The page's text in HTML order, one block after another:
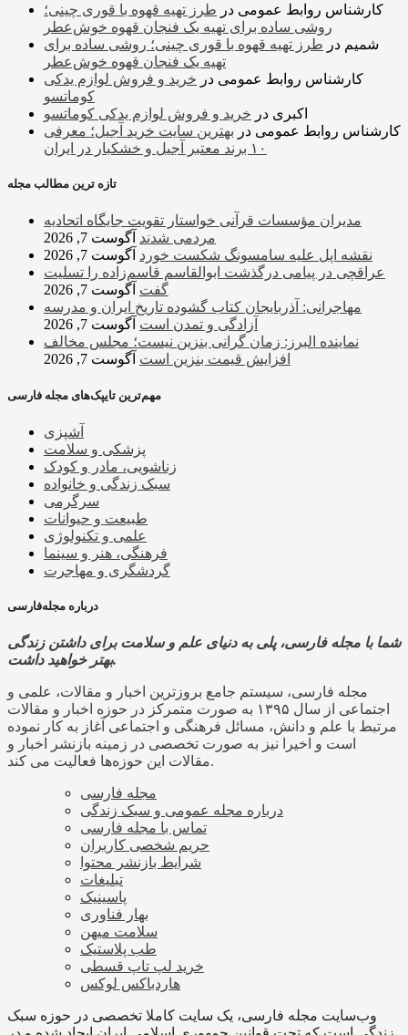
کارشناس روابط عمومی در طرز تهیه قهوه با قوری چینی؛
روشی ساده برای تهیه یک فنجان قهوه خوش‌عطر
شمیم در طرز تهیه قهوه با قوری چینی؛ روشی ساده برای
تهیه یک فنجان قهوه خوش‌عطر
کارشناس روابط عمومی در خرید و فروش لوازم یدکی
کوماتسو
اکبری در خرید و فروش لوازم یدکی کوماتسو
کارشناس روابط عمومی در بهترین سایت خرید آجیل؛ معرفی
۱۰ برند معتبر آجیل و خشکبار در ایران
تازه ترین مطالب مجله
مدیران مؤسسات قرآنی خواستار تقویت جایگاه اتحادیه‌
مردمی شدند آگوست 7, 2026
نقشه اپل علیه سامسونگ شکست خورد آگوست 7, 2026
عراقچی در پیامی درگذشت ابوالقاسم قاسم‌زاده را تسلیت
گفت آگوست 7, 2026
مهاجرانی: آذربایجان کتاب گشوده تاریخ ایران و مدرسه
آزادگی و تمدن است آگوست 7, 2026
نماینده البرز: زمان گرانی بنزین نیست؛ مجلس مخالف
افزایش قیمت بنزین است آگوست 7, 2026
مهم‌ترین تایپک‌های مجله فارسی
آشپزی
پزشکی و سلامت
زناشویی، مادر و کودک
سبک زندگی و خانواده
سرگرمی
طبیعت و حیوانات
علمی و تکنولوژی
فرهنگی، هنر و سینما
گردشگری و مهاجرت
درباره مجله‌فارسی
شما با مجله فارسی، پلی به دنیای علم و سلامت برای داشتن زندگی
بهتر خواهید داشت.
مجله فارسی، سیستم جامع بروزترین اخبار و مقالات، علمی و
اجتماعی از سال ۱۳۹۵ به صورت متمرکز در حوزه اخبار و مقالات
مرتبط با علم و دانش، مسائل فرهنگی و اجتماعی آغاز به کار نموده
است و اخیرا نیز به صورت تخصصی در زمینه بازنشر اخبار و
مقالات این حوزه‌ها فعالیت می کند.
مجله فارسی
درباره مجله عمومی و سبک زندگی
تماس با مجله فارسی
حریم شخصی کاربران
شرایط بازنشر محتوا
تبلیغات
پاسینیک
بهار فناوری
سلامت میهن
طب پلاستیک
خرید لپ تاپ قسطی
هاردباکس لوکس
وب‌سایت مجله فارسی، یک سایت کاملا تخصصی در حوزه سبک